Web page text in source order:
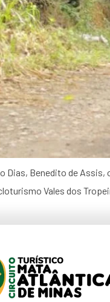
Dias, Benedito de Assis,
Vales dos